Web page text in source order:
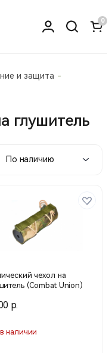
0
и защита
глушитель
По наличию
чехол на
(Combat Union)
р.
наличии